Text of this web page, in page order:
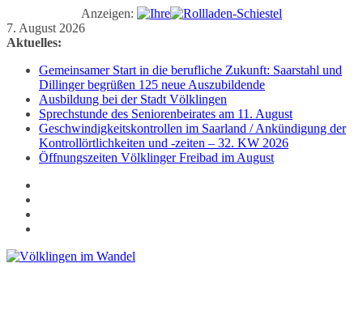
Anzeigen:
Zum
Inhalt
7. August 2026
Aktuelles:
Gemeinsamer Start in die berufliche Zukunft: Saarstahl und
Dillinger begrüßen 125 neue Auszubildende
Ausbildung bei der Stadt Völklingen
Sprechstunde des Seniorenbeirates am 11. August
Geschwindigkeitskontrollen im Saarland / Ankündigung der
Kontrollörtlichkeiten und -zeiten – 32. KW 2026
Öffnungszeiten Völklinger Freibad im August